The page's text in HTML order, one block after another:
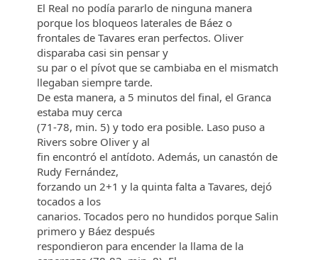
El Real no podía pararlo de ninguna manera
porque los bloqueos laterales de Báez o
frontales de Tavares eran perfectos. Oliver
disparaba casi sin pensar y
su par o el pívot que se cambiaba en el mismatch
llegaban siempre tarde.
De esta manera, a 5 minutos del final, el Granca
estaba muy cerca
(71-78, min. 5) y todo era posible. Laso puso a
Rivers sobre Oliver y al
fin encontró el antídoto. Además, un canastón de
Rudy Fernández,
forzando un 2+1 y la quinta falta a Tavares, dejó
tocados a los
canarios. Tocados pero no hundidos porque Salin
primero y Báez después
respondieron para encender la llama de la